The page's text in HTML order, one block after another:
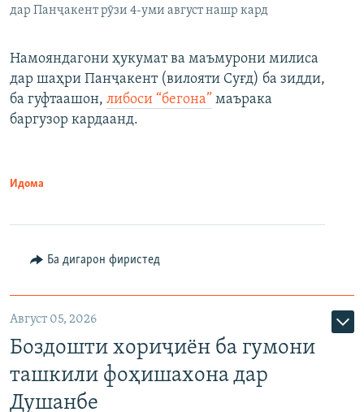
дар Панҷакент рӯзи 4-уми август нашр кард
Намояндагони ҳукумат ва маъмурони милиса
дар шаҳри Панҷакент (вилояти Суғд) ба зидди,
ба гуфтаашон, либоси “бегона” маърака
баргузор кардаанд.
Идома
Ба дигарон фиристед
Август 05, 2026
Боздошти хориҷиён ба гумони
ташкили фоҳишахона дар
Душанбе